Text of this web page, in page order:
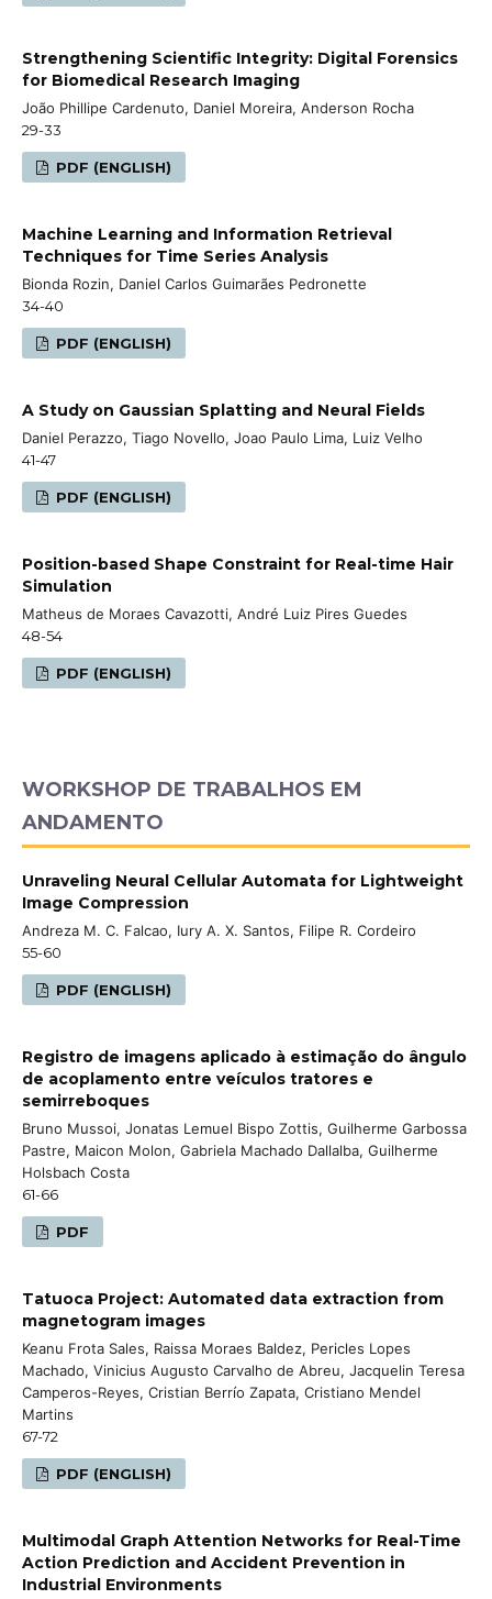
Strengthening Scientific Integrity: Digital Forensics
for Biomedical Research Imaging
João Phillipe Cardenuto, Daniel Moreira, Anderson Rocha
29-33
PDF (ENGLISH)
Machine Learning and Information Retrieval
Techniques for Time Series Analysis
Bionda Rozin, Daniel Carlos Guimarães Pedronette
34-40
PDF (ENGLISH)
A Study on Gaussian Splatting and Neural Fields
Daniel Perazzo, Tiago Novello, Joao Paulo Lima, Luiz Velho
41-47
PDF (ENGLISH)
Position-based Shape Constraint for Real-time Hair
Simulation
Matheus de Moraes Cavazotti, André Luiz Pires Guedes
48-54
PDF (ENGLISH)
WORKSHOP DE TRABALHOS EM
ANDAMENTO
Unraveling Neural Cellular Automata for Lightweight
Image Compression
Andreza M. C. Falcao, Iury A. X. Santos, Filipe R. Cordeiro
55-60
PDF (ENGLISH)
Registro de imagens aplicado à estimação do ângulo
de acoplamento entre veículos tratores e
semirreboques
Bruno Mussoi, Jonatas Lemuel Bispo Zottis, Guilherme Garbossa
Pastre, Maicon Molon, Gabriela Machado Dallalba, Guilherme
Holsbach Costa
61-66
PDF
Tatuoca Project: Automated data extraction from
magnetogram images
Keanu Frota Sales, Raissa Moraes Baldez, Pericles Lopes
Machado, Vinicius Augusto Carvalho de Abreu, Jacquelin Teresa
Camperos-Reyes, Cristian Berrío Zapata, Cristiano Mendel
Martins
67-72
PDF (ENGLISH)
Multimodal Graph Attention Networks for Real-Time
Action Prediction and Accident Prevention in
Industrial Environments